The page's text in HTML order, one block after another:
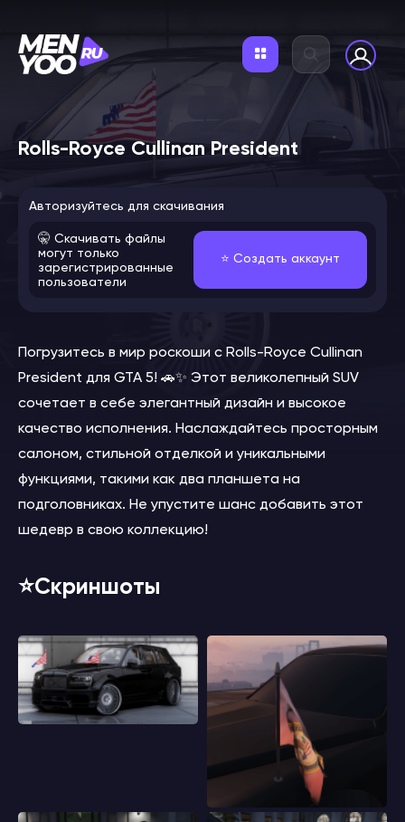
Rolls-Royce Cullinan President
Авторизуйтесь для скачивания
🤫 Скачивать файлы
могут только
зарегистрированные
пользователи
⭐️ Создать аккаунт
Погрузитесь в мир роскоши с Rolls-Royce Cullinan
President для GTA 5! 🚗✨ Этот великолепный SUV
сочетает в себе элегантный дизайн и высокое
качество исполнения. Наслаждайтесь просторным
салоном, стильной отделкой и уникальными
функциями, такими как два планшета на
подголовниках. Не упустите шанс добавить этот
шедевр в свою коллекцию!
⭐️Скриншоты